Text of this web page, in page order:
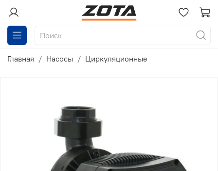
Главная Насосы Циркуляционные